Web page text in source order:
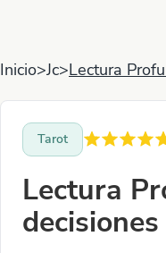
Inicio>Jc>Lectura
Tarot
Lectura